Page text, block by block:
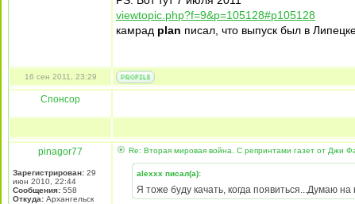
viewtopic.php?f=9&p=105128#p105128
камрад plan писал, что выпуск был в
16 сен 2011, 23:29
Спонсор
pinagor77
Зарегистрирован: 29
июн 2010, 22:44
Сообщения: 558
Откуда: Архангельск
Re: Вторая мировая война. С репринтами газет от Джи
alexxx писал(а):
Я тоже буду качать, когда появиться...Думаю